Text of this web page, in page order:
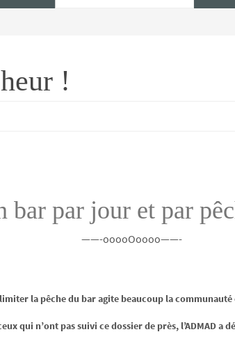
!
bar par jour et par
——-ooooOoooo——-
la pêche du bar agite beaucoup la
qui n’ont pas suivi ce dossier de près, l’ADMAD a